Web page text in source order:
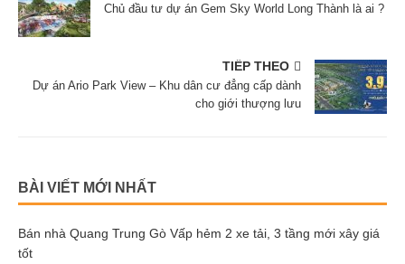
Chủ đầu tư dự án Gem Sky World Long Thành là ai ?
TIẾP THEO
Dự án Ario Park View – Khu dân cư đẳng cấp dành
cho giới thượng lưu
BÀI VIẾT MỚI NHẤT
Bán nhà Quang Trung Gò Vấp hẻm 2 xe tải, 3 tầng mới xây giá
tốt